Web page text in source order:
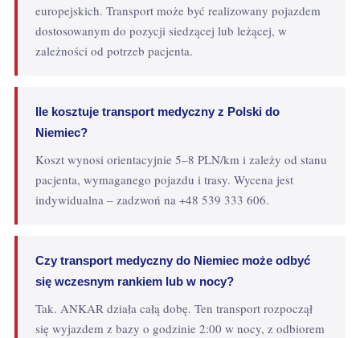
europejskich. Transport może być realizowany pojazdem
dostosowanym do pozycji siedzącej lub leżącej, w
zależności od potrzeb pacjenta.
Ile kosztuje transport medyczny z Polski do
Niemiec?
Koszt wynosi orientacyjnie 5–8 PLN/km i zależy od stanu
pacjenta, wymaganego pojazdu i trasy. Wycena jest
indywidualna – zadzwoń na +48 539 333 606.
Czy transport medyczny do Niemiec może odbyć
się wczesnym rankiem lub w nocy?
Tak. ANKAR działa całą dobę. Ten transport rozpoczął
się wyjazdem z bazy o godzinie 2:00 w nocy, z odbiorem